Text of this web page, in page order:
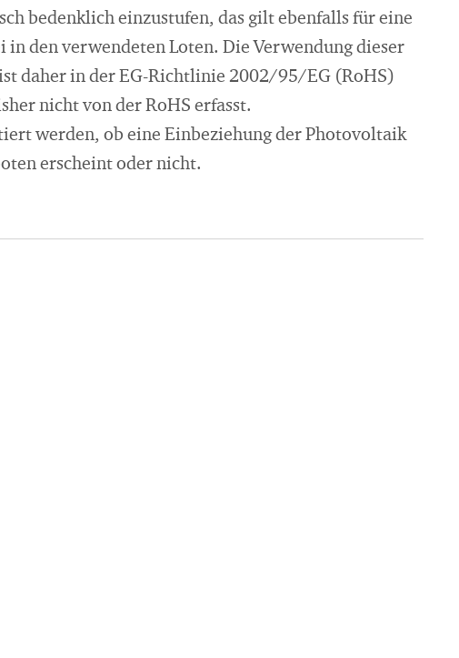
bedenklich einzustufen, das gilt ebenfalls für eine
den verwendeten Loten. Die Verwendung dieser
daher in der EG-Richtlinie 2002/95/EG (RoHS)
nicht von der RoHS erfasst.
werden, ob eine Einbeziehung der Photovoltaik
erscheint oder nicht.